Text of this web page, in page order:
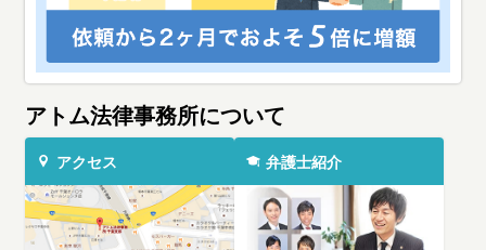
アトム法律事務所について
アクセス 弁護士紹介